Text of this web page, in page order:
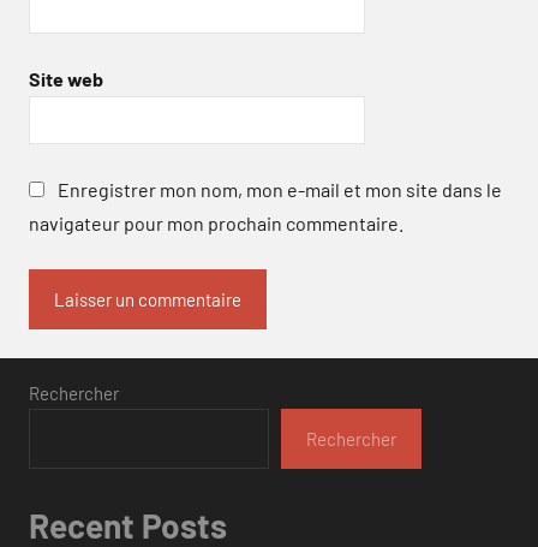
Site web
Enregistrer mon nom, mon e-mail et mon site dans le
navigateur pour mon prochain commentaire.
Rechercher
Rechercher
Recent Posts